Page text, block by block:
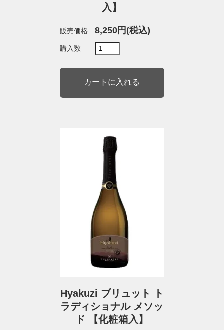
入】
販売価格 8,250円(税込)
購入数
Hyakuzi ブリュット ト
ラディショナル メソッ
ド 【化粧箱入】